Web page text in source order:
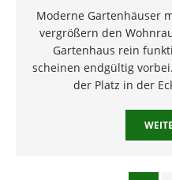
Moderne Gartenhäuser
vergrößern den
Gartenhaus rein
scheinen endgültig
der Platz in der